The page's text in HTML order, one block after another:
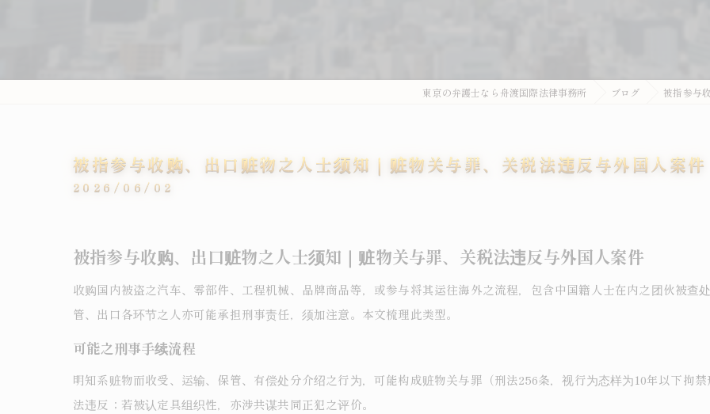
東京の弁護士なら舟渡国際法律事務所 ブログ 被指参与
被指参与收购、出口赃物之人士须知｜赃物关与罪、关税法违反与外国人案件
2026/06/02
被指参与收购、出口赃物之人士须知｜赃物关与罪、关税法违反与外国人案件
收购国内被盗之汽车、零部件、工程机械、品牌商品等，或参与将其运往海外之流程，包含中国籍人士在内之团伙被查
管、出口各环节之人亦可能承担刑事责任，须加注意。本文梳理此类型。
可能之刑事手续流程
明知系赃物而收受、运输、保管、有偿处分介绍之行为，可能构成赃物关与罪（刑法256条，视行为态样为10年以下拘
法违反；若被认定具组织性，亦涉共谋共同正犯之评价。